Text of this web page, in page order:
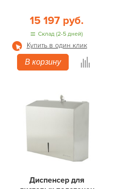
15 197 руб.
Склад (2-5 дней)
Купить в один клик
В корзину
Диспенсер для